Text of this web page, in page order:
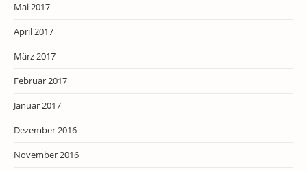
Mai 2017
April 2017
März 2017
Februar 2017
Januar 2017
Dezember 2016
November 2016